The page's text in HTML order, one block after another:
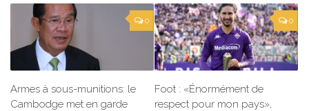
0
Armes à sous-munitions: le
Cambodge met en garde
0
Foot : «Énormément de
respect pour mon pays»,